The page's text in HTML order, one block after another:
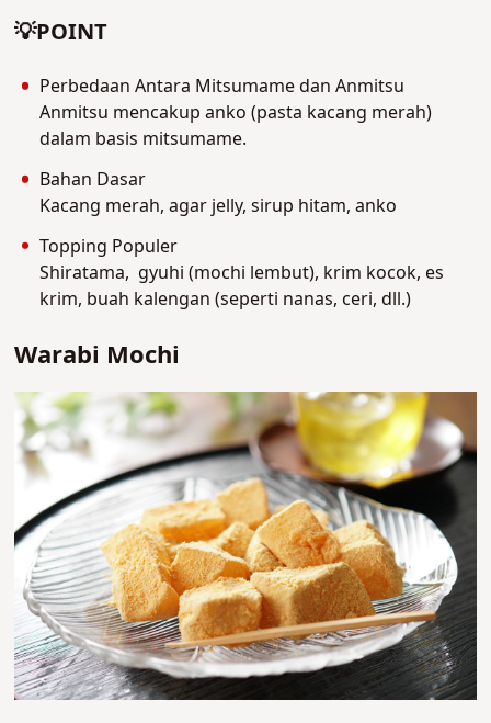
💡POINT
Perbedaan Antara Mitsumame dan Anmitsu
Anmitsu mencakup anko (pasta kacang merah)
dalam basis mitsumame.
Bahan Dasar
Kacang merah, agar jelly, sirup hitam, anko
Topping Populer
Shiratama, gyuhi (mochi lembut), krim kocok, es
krim, buah kalengan (seperti nanas, ceri, dll.)
Warabi Mochi